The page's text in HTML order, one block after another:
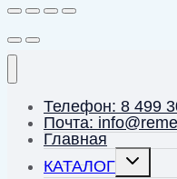
Телефон: 8 499
Почта:
Главная
КАТАЛОГ